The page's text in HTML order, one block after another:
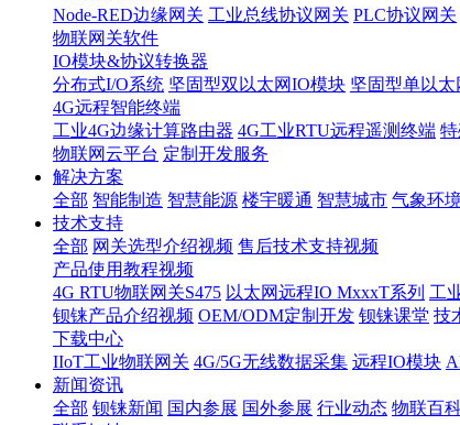
Node-RED边缘网关 工业总线协议网关 PLC协议网关
物联网关软件
IO模块&协议转换器
分布式I/O系统 坚固型双以太网IO模块 坚固型单以太
4G远程智能终端
工业4G边缘计算路由器 4G工业RTU远程遥测终端
物联网云平台 定制开发服务
解决方案
全部 智能制造 智慧能源 楼宇暖通 智慧城市 气象环境
技术支持
全部 网关选型介绍视频 售后技术支持视频
产品使用教程视频
4G RTU物联网关S475 以太网远程IO MxxxT系列 工
钡铼产品介绍视频 OEM/ODM定制开发 钡铼课堂 技
下载中心
IIoT工业物联网关 4G/5G无线数据采集 远程IO模块
新闻资讯
全部 钡铼新闻 国内参展 国外参展 行业动态 物联百